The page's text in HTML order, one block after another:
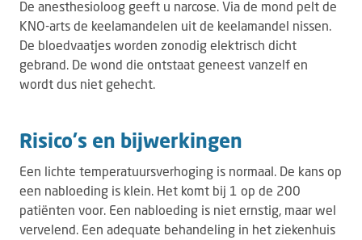
MijnDZ
De anesthesioloog geeft u narcose. Via de mond pelt de
KNO-arts de keelamandelen uit de keelamandel nissen.
De bloedvaatjes worden zonodig elektrisch dicht
gebrand. De wond die ontstaat geneest vanzelf en
wordt dus niet gehecht.
Risico's en bijwerkingen
Een lichte temperatuursverhoging is normaal. De kans op
een nabloeding is klein. Het komt bij 1 op de 200
patiënten voor. Een nabloeding is niet ernstig, maar wel
vervelend. Een adequate behandeling in het ziekenhuis